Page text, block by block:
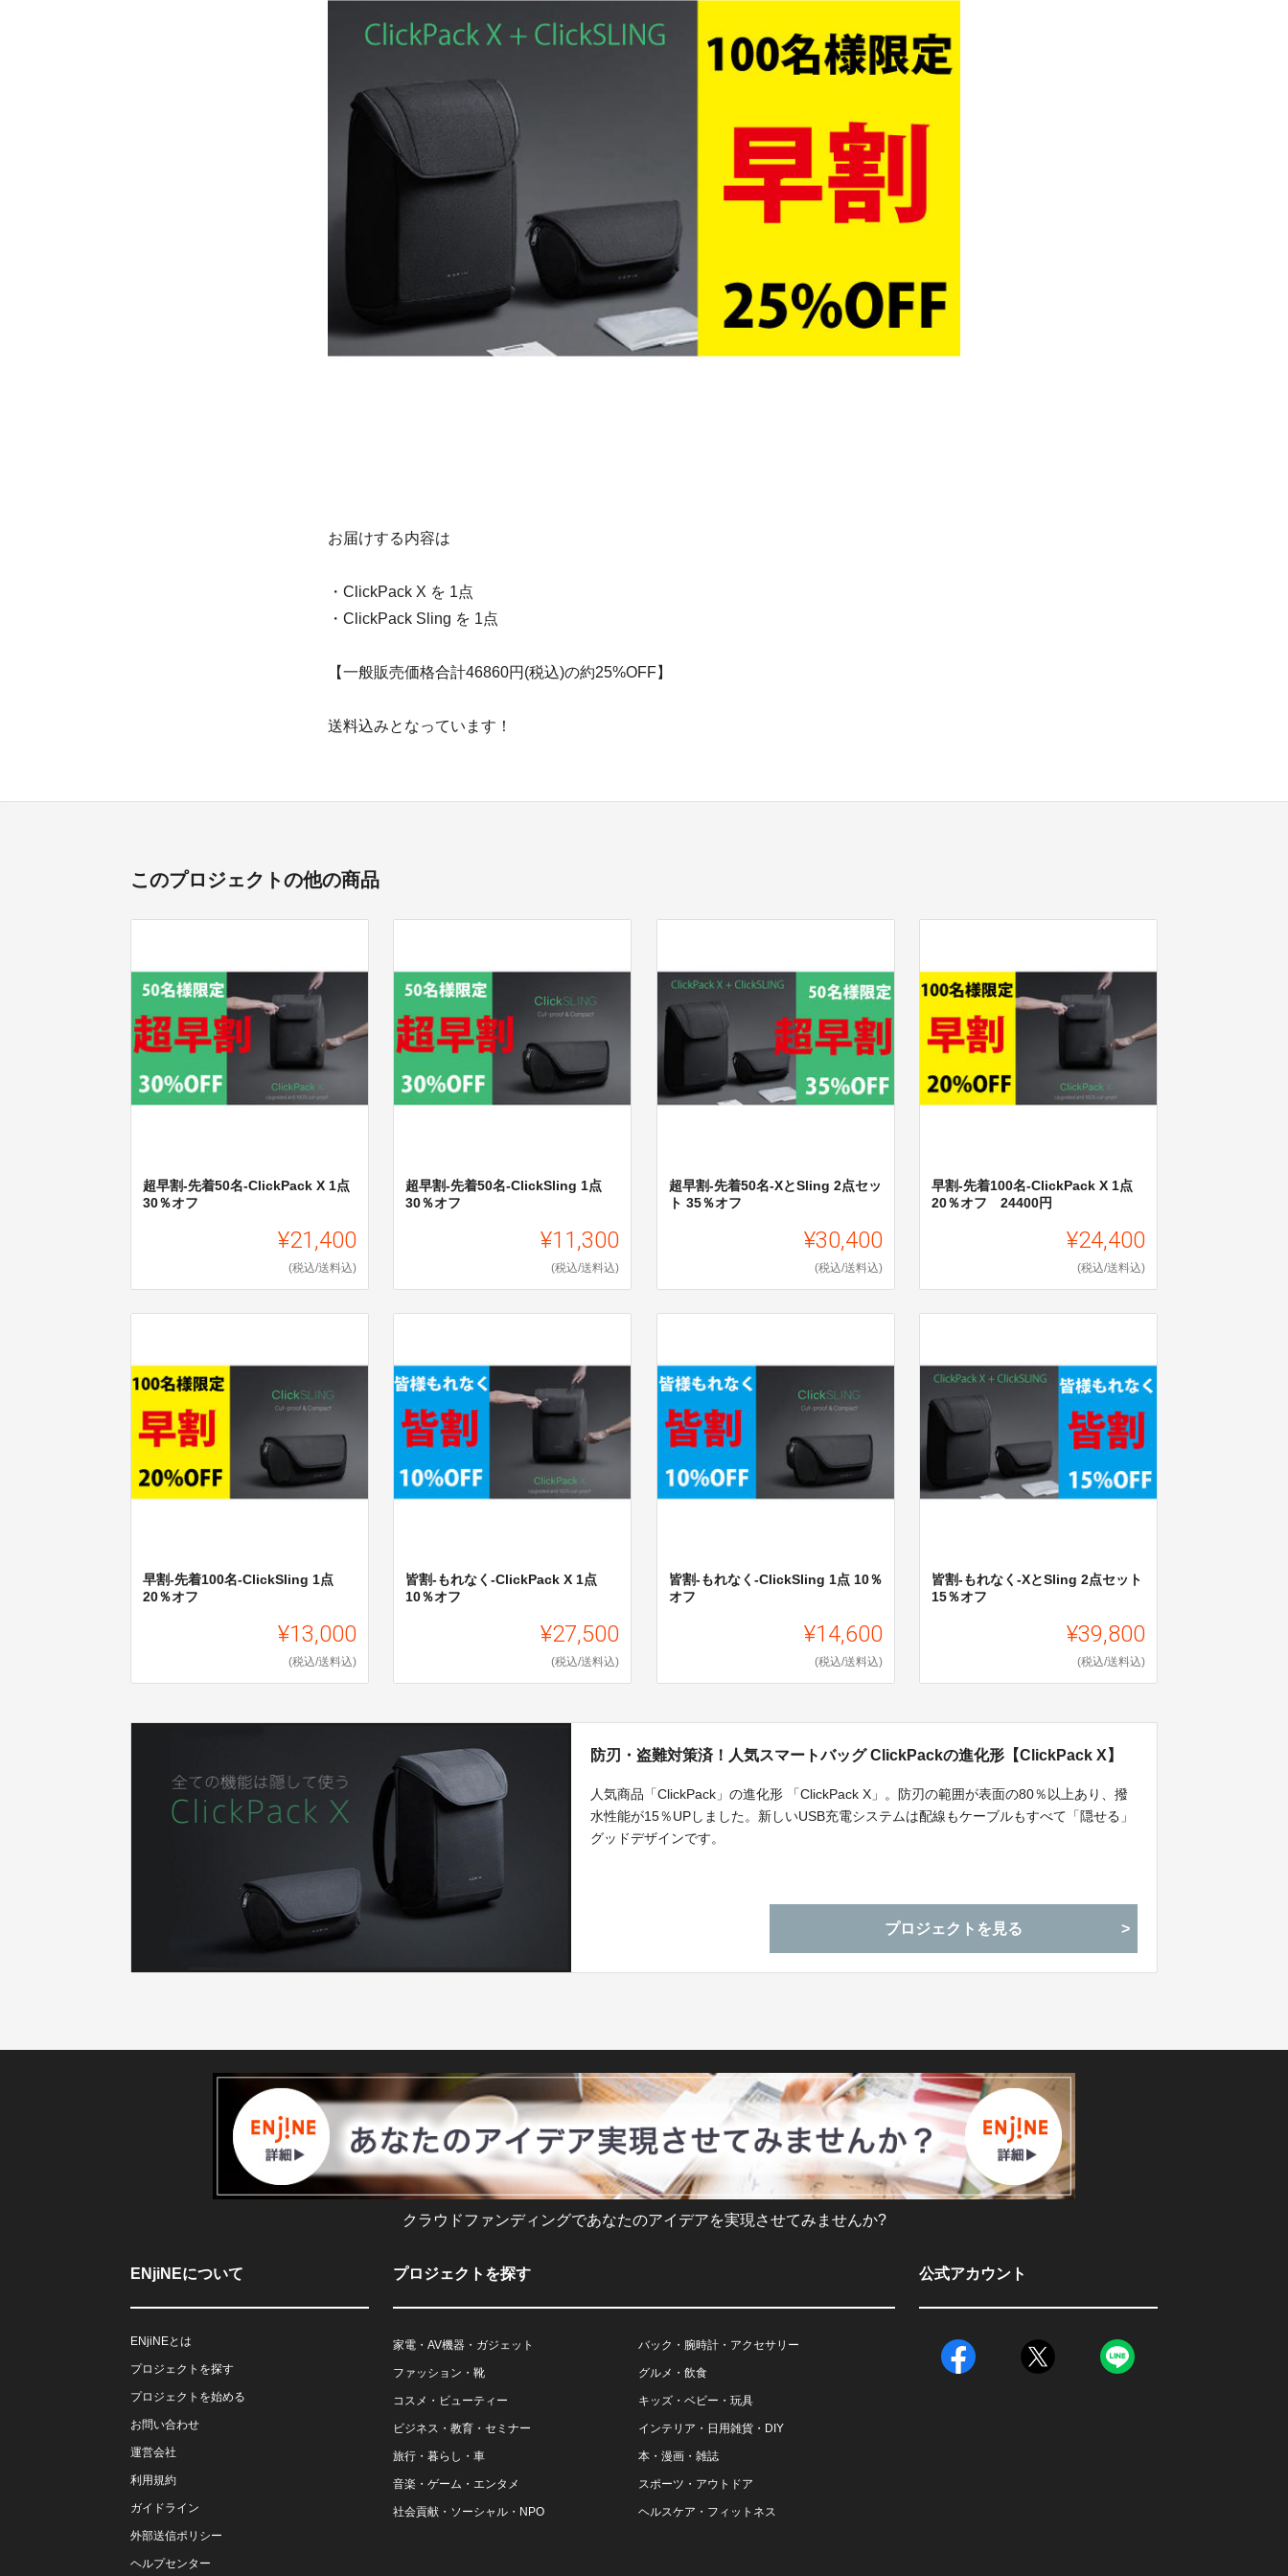
お届けする内容は
・ClickPack X を 1点
・ClickPack Sling を 1点
【一般販売価格合計46860円(税込)の約25%OFF】
送料込みとなっています！
このプロジェクトの他の商品
超早割-先着50名-ClickPack X 1点
30％オフ
¥21,400
(税込/送料込)
超早割-先着50名-ClickSling 1点
30％オフ
¥11,300
(税込/送料込)
超早割-先着50名-XとSling 2点セッ
ト 35％オフ
¥30,400
(税込/送料込)
早割-先着100名-ClickPack X 1点
20％オフ 24400円
¥24,400
(税込/送料込)
早割-先着100名-ClickSling 1点
20％オフ
¥13,000
(税込/送料込)
皆割-もれなく-ClickPack X 1点
10％オフ
¥27,500
(税込/送料込)
皆割-もれなく-ClickSling 1点 10％
オフ
¥14,600
(税込/送料込)
皆割-もれなく-XとSling 2点セット
15％オフ
¥39,800
(税込/送料込)
防刃・盗難対策済！人気スマートバッグ ClickPackの進化形【ClickPack X】
人気商品「ClickPack」の進化形 「ClickPack X」。防刃の範囲が表面の80％以上あり、撥
水性能が15％UPしました。新しいUSB充電システムは配線もケーブルもすべて「隠せる」
グッドデザインです。
プロジェクトを見る
クラウドファンディングであなたのアイデアを実現させてみませんか?
ENjiNEについて
ENjiNEとは
プロジェクトを探す
プロジェクトを始める
お問い合わせ
運営会社
利用規約
ガイドライン
外部送信ポリシー
ヘルプセンター
プロジェクトを探す
家電・AV機器・ガジェット バック・腕時計・アクセサリー
ファッション・靴 グルメ・飲食
コスメ・ビューティー キッズ・ベビー・玩具
ビジネス・教育・セミナー インテリア・日用雑貨・DIY
旅行・暮らし・車 本・漫画・雑誌
音楽・ゲーム・エンタメ スポーツ・アウトドア
社会貢献・ソーシャル・NPO ヘルスケア・フィットネス
公式アカウント